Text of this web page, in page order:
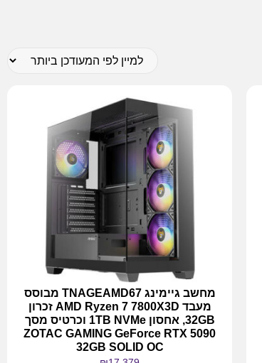
מחשב גיימינג TNAGEAMD67 מבוסס
מעבד AMD Ryzen 7 7800X3D זכרון
32GB, אחסון 1TB NVMe וכרטיס מסך
ZOTAC GAMING GeForce RTX 5090
32GB SOLID OC